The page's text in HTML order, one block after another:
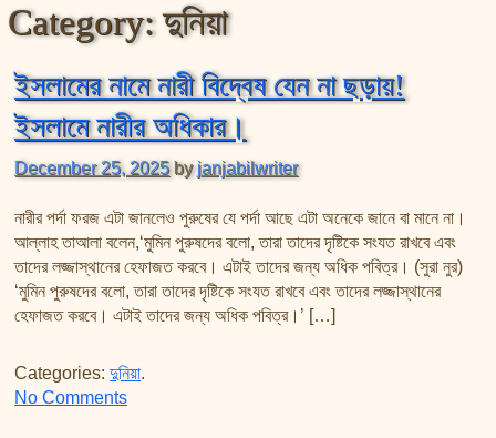
Books
হাদিসের বইসমূহ
সহীহ বুখারী শরীফ
সহীহ মুসলিম শরীফ
আসহাবে রাসূলের জীবনকথা
শায়েখ জসিম উদ্দিন রহমানির বইসমূহ
শায়েখ সালেহ আল মুনাজ্জিদের বইসমূহ
আল বিদায়া ওয়ান নিহায়া
তাফসির ফি জিলালিল কোরআন
শায়খ আহমদ মুসা জিবরীলের বই সমূহ
Category:দুনিয়া
ইসলামের নামে নারী বিদ্বেষ যেন না ছড়ায়!
ইসলামে নারীর অধিকার।
December 25, 2025 byjanjabilwriter
নারীর পর্দা ফরজ এটা জানলেও পুরুষের যে পর্দা আছে এটা অনেকে জানে বা মানে না।
আল্লাহ তাআলা বলেন,‘মুমিন পুরুষদের বলো, তারা তাদের দৃষ্টিকে সংযত রাখবে এবং
তাদের লজ্জাস্থানের হেফাজত করবে। এটাই তাদের জন্য অধিক পবিত্র। (সুরা নুর)
‘মুমিন পুরুষদের বলো, তারা তাদের দৃষ্টিকে সংযত রাখবে এবং তাদের লজ্জাস্থানের
হেফাজত করবে। এটাই তাদের জন্য অধিক পবিত্র।’ […]
Categories: দুনিয়া.
No Commentson ইসলামের নামে নারী বিদ্বেষ যেন না ছড়ায়! ইসলামে নারীর